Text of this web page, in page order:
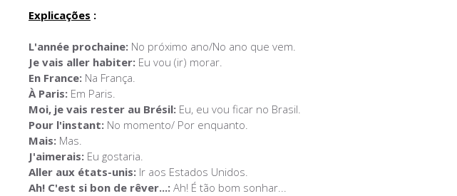
Explicações :
L'année prochaine: No próximo ano/No ano que vem.
Je vais aller habiter: Eu vou (ir) morar.
En France: Na França.
À Paris: Em Paris.
Moi, je vais rester au Brésil: Eu, eu vou ficar no Brasil.
Pour l'instant: No momento/ Por enquanto.
Mais: Mas.
J'aimerais: Eu gostaria.
Aller aux états-unis: Ir aos Estados Unidos.
Ah! C'est si bon de rêver...: Ah! É tão bom sonhar...